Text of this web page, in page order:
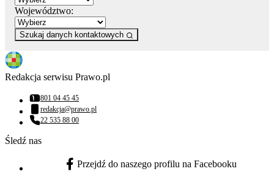
Województwo:
Szukaj danych kontaktowych
Redakcja serwisu Prawo.pl
Numer telefonu:
801 04 45 45
Adres email:
redakcja@prawo.pl
Numer telefonu:
22 535 88 00
Śledź nas
facebook - otwiera się w nowej karcie
Przejdź do naszego profilu na Facebooku